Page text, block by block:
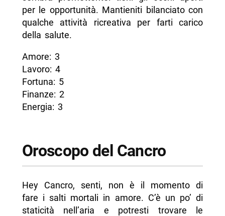
per le opportunità. Mantieniti bilanciato con
qualche attività ricreativa per farti carico
della salute.
Amore: 3
Lavoro: 4
Fortuna: 5
Finanze: 2
Energia: 3
Oroscopo del Cancro
Hey Cancro, senti, non è il momento di
fare i salti mortali in amore. C’è un po’ di
staticità nell’aria e potresti trovare le